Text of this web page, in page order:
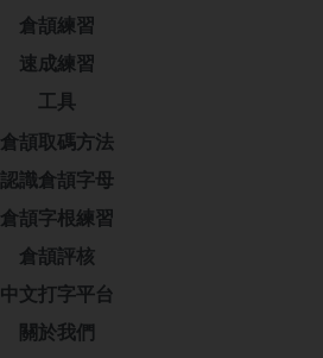
倉頡練習
速成練習
工具
倉頡取碼方法
認識倉頡字母
倉頡字根練習
倉頡評核
中文打字平台
關於我們